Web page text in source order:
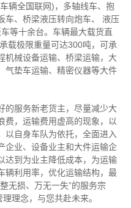
辆全国联网)，多轴线车、抱
车、桥梁液压转向炮车、 液压
等十余台。车辆最大载货直
载极限重量可达300吨，可承
机械设备运输、桥梁运输，大
气垫车运输、精密仪器等大件
的服务新老货主，尽量减少大
费，运输费用虚高的现象，以
以自身车队为依托，全面进入
企业、设备业主和大件运输企
达到为业主降低成本，为运输
辆利用率，优化运输结构，最
无损、万无一失”的服务宗
理念，与您共赴未来。